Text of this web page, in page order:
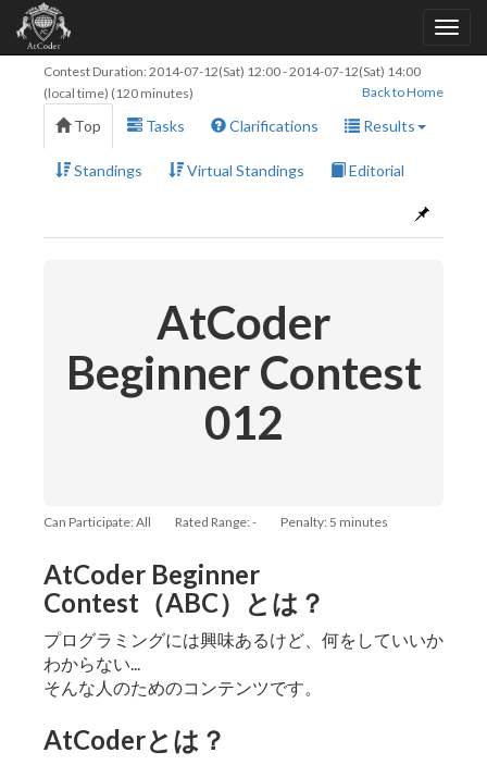
Contest Duration: 2014-07-12(Sat) 12:00-2014-07-12(Sat) 14:00
(local time) (120 minutes)
Back to Home
Top Tasks Clarifications Results
Standings Virtual Standings Editorial
AtCoder
Beginner Contest
012
Can Participate: All Rated Range: - Penalty: 5 minutes
AtCoder Beginner
Contest（ABC）とは？
プログラミングには興味あるけど、何をしていいか
わからない...
そんな人のためのコンテンツです。
AtCoderとは？